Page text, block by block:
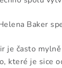
Baker
je často
které je sice